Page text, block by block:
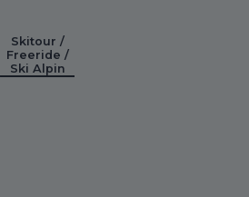
Skitour /
Freeride /
Ski Alpin